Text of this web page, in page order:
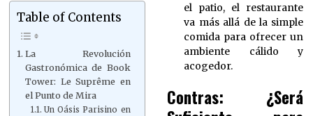
Table of Contents
La Revolución
Gastronómica de Book
Tower: Le Suprême en
el Punto de Mira
Un Oásis Parisino en
el patio, el restaurante
va más allá de la simple
comida para ofrecer un
ambiente cálido y
acogedor.
Contras: ¿Será